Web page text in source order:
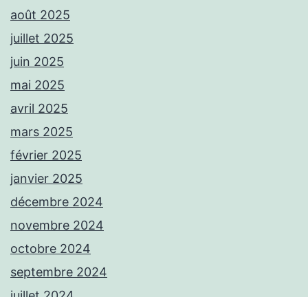
août 2025
juillet 2025
juin 2025
mai 2025
avril 2025
mars 2025
février 2025
janvier 2025
décembre 2024
novembre 2024
octobre 2024
septembre 2024